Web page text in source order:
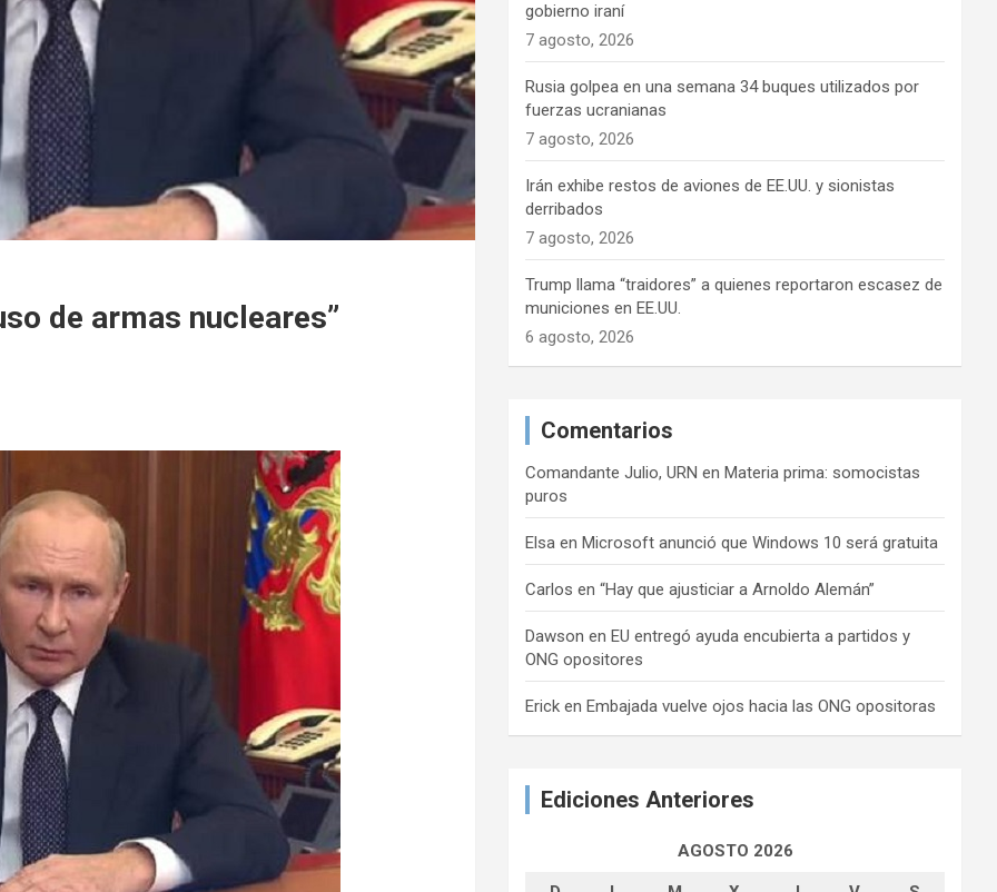
de armas nucleares”
gobierno iraní
7 agosto, 2026
Rusia golpea en una semana 34 buques utilizados por
fuerzas ucranianas
7 agosto, 2026
Irán exhibe restos de aviones de EE.UU. y sionistas
derribados
7 agosto, 2026
Trump llama “traidores” a quienes reportaron escasez de
municiones en EE.UU.
6 agosto, 2026
Comentarios
Comandante Julio, URN en Materia prima: somocistas
puros
Elsa en Microsoft anunció que Windows 10 será gratuita
Carlosen“Hay que ajusticiar a Arnoldo Alemán”
Dawson en EU entregó ayuda encubierta a partidos y
ONG opositores
Erick en Embajada vuelve ojos hacia las ONG opositoras
Ediciones Anteriores
AGOSTO 2026